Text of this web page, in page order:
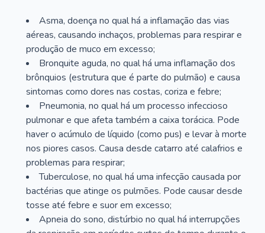
Asma, doença no qual há a inflamação das vias
aéreas, causando inchaços, problemas para respirar e
produção de muco em excesso;
Bronquite aguda, no qual há uma inflamação dos
brônquios (estrutura que é parte do pulmão) e causa
sintomas como dores nas costas, coriza e febre;
Pneumonia, no qual há um processo infeccioso
pulmonar e que afeta também a caixa torácica. Pode
haver o acúmulo de líquido (como pus) e levar à morte
nos piores casos. Causa desde catarro até calafrios e
problemas para respirar;
Tuberculose, no qual há uma infecção causada por
bactérias que atinge os pulmões. Pode causar desde
tosse até febre e suor em excesso;
Apneia do sono, distúrbio no qual há interrupções